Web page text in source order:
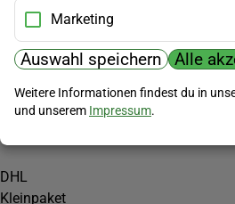
Versandkosten
Zahlungsmöglichkeiten
PayPal
Vorkasse
Versand
DHL
Kleinpaket
Marketing
Auswahl speichern Alle
Weitere Informationen findest du in
und unserem Impressum.